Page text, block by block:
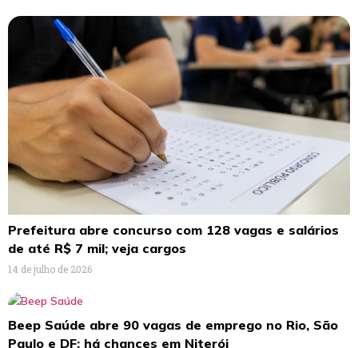
Prefeitura abre concurso com 128 vagas e salários
de até R$ 7 mil; veja cargos
14 de julho de 2026
Beep Saúde abre 90 vagas de emprego no Rio, São
Paulo e DF; há chances em Niterói